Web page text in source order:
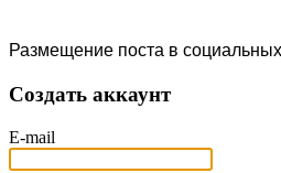
Размещение поста в
Создать аккаунт
E-mail